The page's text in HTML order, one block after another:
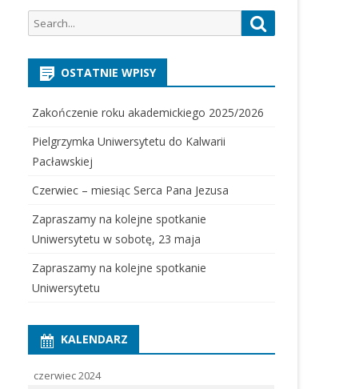
Search
for:
OSTATNIE WPISY
Zakończenie roku akademickiego 2025/2026
Pielgrzymka Uniwersytetu do Kalwarii
Pacławskiej
Czerwiec – miesiąc Serca Pana Jezusa
Zapraszamy na kolejne spotkanie
Uniwersytetu w sobotę, 23 maja
Zapraszamy na kolejne spotkanie
Uniwersytetu
KALENDARZ
czerwiec 2024